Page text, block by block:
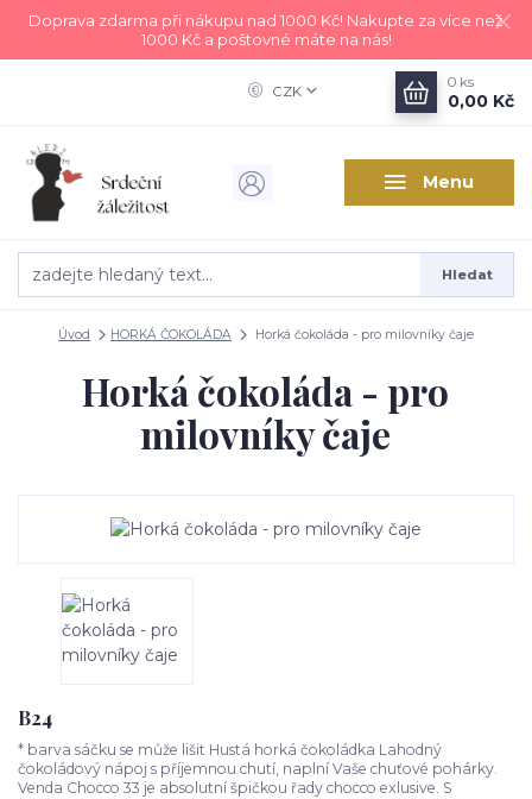
Doprava zdarma při nákupu nad 1000 Kč! Nakupte za více než
1000 Kč a poštovné máte na nás!
Menu
CZK
Hledat
0 ks
0,00 Kč
Úvod HORKÁ ČOKOLÁDA Horká čokoláda - pro milovníky čaje
Horká čokoláda - pro
milovníky čaje
B24
* barva sáčku se může lišit Hustá horká čokoládka Lahodný
čokoládový nápoj s příjemnou chutí, naplní Vaše chuťové pohárky.
Venda Chocco 33 je absolutní špičkou řady chocco exlusive. S